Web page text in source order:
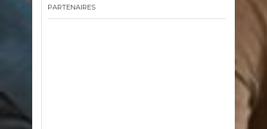
PARTENAIRES